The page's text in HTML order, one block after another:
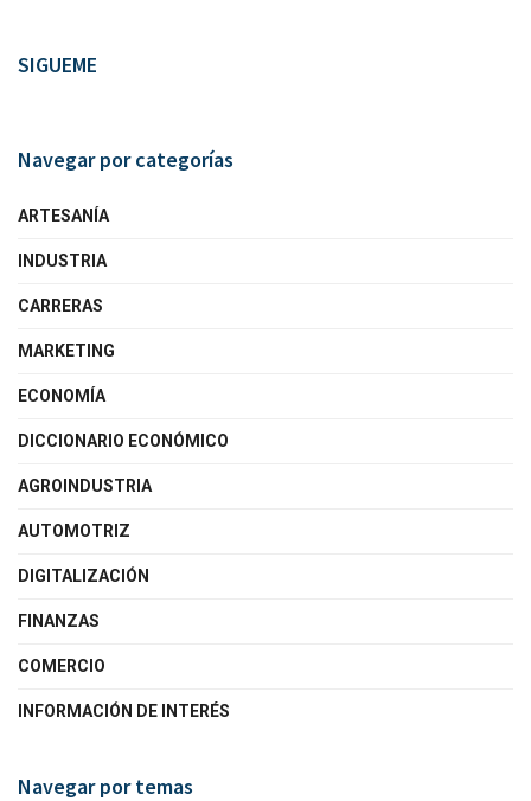
SIGUEME
Navegar por categorías
ARTESANÍA
INDUSTRIA
CARRERAS
MARKETING
ECONOMÍA
DICCIONARIO ECONÓMICO
AGROINDUSTRIA
AUTOMOTRIZ
DIGITALIZACIÓN
FINANZAS
COMERCIO
INFORMACIÓN DE INTERÉS
Navegar por temas